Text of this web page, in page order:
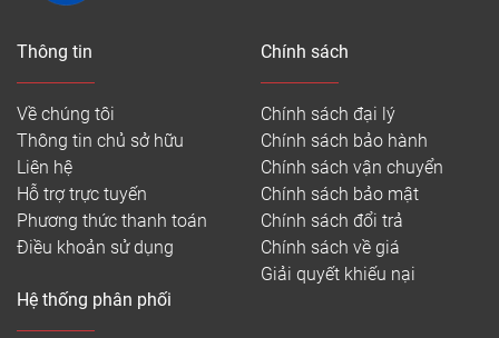
Thông tin
Về chúng tôi
Thông tin chủ sở hữu
Liên hệ
Hỗ trợ trực tuyến
Phương thức thanh toán
Điều khoản sử dụng
Chính sách
Chính sách đại lý
Chính sách bảo hành
Chính sách vận chuyển
Chính sách bảo mật
Chính sách đổi trả
Chính sách về giá
Giải quyết khiếu nại
Hệ thống phân phối